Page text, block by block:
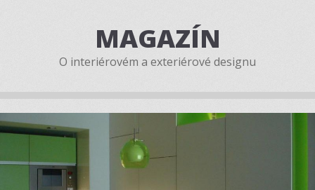
MAGAZÍN
O interiérovém a exteriérové designu